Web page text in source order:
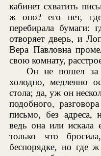
кабинет схватить
ж оно? его нет,
перебирала
отворяет дверь, и
Вера Павловна
свою комнату,
Он не пошел за
холодно, медленно
стола; да, уж он
подобного,
письмо, без адреса,
ведь она или искала
только что
беспорядке, но где